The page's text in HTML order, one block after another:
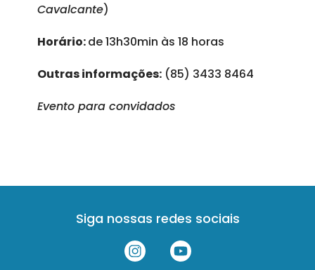
Cavalcante)
Horário:de 13h30min às 18 horas
Outras informações:(85) 3433 8464
Evento para convidados
Siga nossas redes sociais